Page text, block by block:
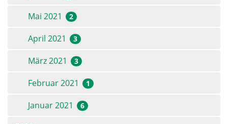
Mai 2021 2
April 2021 3
März 2021 3
Februar 2021 1
Januar 2021 6